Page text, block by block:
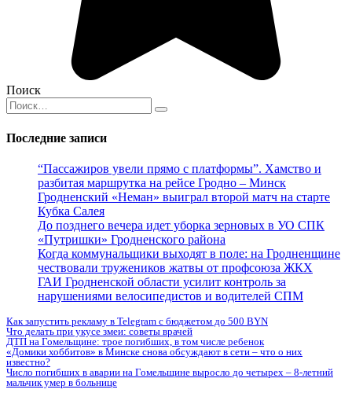
Поиск
Search
for:
Последние записи
“Пассажиров увели прямо с платформы”. Хамство и
разбитая маршрутка на рейсе Гродно – Минск
Гродненский «Неман» выиграл второй матч на старте
Кубка Салея
До позднего вечера идет уборка зерновых в УО СПК
«Путришки» Гродненского района
Когда коммунальщики выходят в поле: на Гродненщине
чествовали тружеников жатвы от профсоюза ЖКХ
ГАИ Гродненской области усилит контроль за
нарушениями велосипедистов и водителей СПМ
Как запустить рекламу в Telegram с бюджетом до 500 BYN
Что делать при укусе змеи: советы врачей
ДТП на Гомельщине: трое погибших, в том числе ребенок
«Домики хоббитов» в Минске снова обсуждают в сети – что о них
известно?
Число погибших в аварии на Гомельщине выросло до четырех – 8-летний
мальчик умер в больнице